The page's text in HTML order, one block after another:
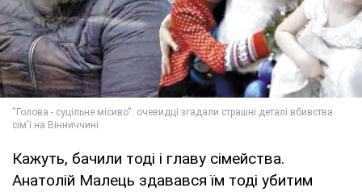
Кажуть, бачили тоді і главу сімейства.
Анатолій Малець здавався їм тоді убитим